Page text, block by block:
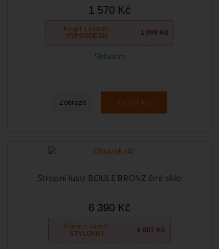
1 570 Kč
Koupit s kódem:
VYPRODEJ30
1 099 Kč
Skladem
Zobrazit Do košíku
Stropní lustr BOULE BRONZ čiré sklo
6 390 Kč
Koupit s kódem:
STYLOVKY
6 007 Kč